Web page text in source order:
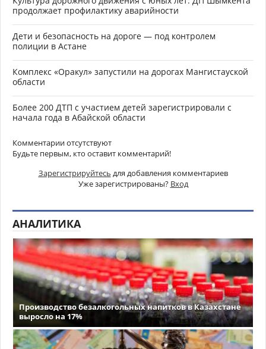
продолжает профилактику аварийности
Дети и безопасность на дороге — под контролем
полиции в Астане
Комплекс «Оракул» запустили на дорогах Мангистауской
области
Более 200 ДТП с участием детей зарегистрировали с
начала года в Абайской области
Комментарии отсутствуют
Будьте первым, кто оставит комментарий!
Зарегистрируйтесь для добавления комментариев
Уже зарегистрированы? Вход
АНАЛИТИКА
Производство безалкогольных напитков в Казахстане
выросло на 17%